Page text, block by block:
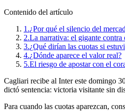
Contenido del artículo
1.¿Por qué el silencio del
2.La narrativa: el gigante contra
3.¿Qué dirían las cuotas si
4.¿Dónde aparece el valor real?
5.El riesgo de apostar con el
Cagliari recibe al Inter este domingo
dictó sentencia: victoria visitante sin
Para cuando las cuotas aparezcan,